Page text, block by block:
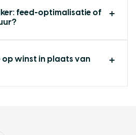
feed-optimalisatie of
op winst in plaats van
Versturen